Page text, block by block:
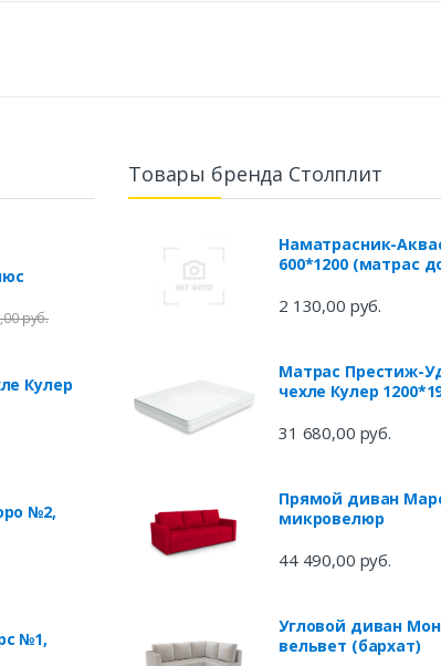
руб.
Кулер
№2,
№1,
Товары бренда Столплит
Наматрасник-
600*1200 (матрас
2 130,00 руб.
Матрас Престиж-
чехле Кулер
31 680,00 руб.
Прямой диван
микровелюр
44 490,00 руб.
Угловой диван
вельвет (бархат)